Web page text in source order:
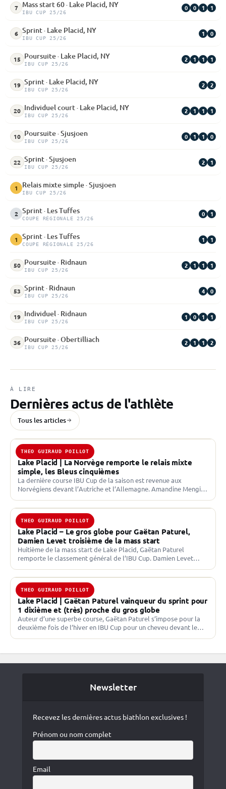
7 Mass start 60 · Lake Placid, NY
IBU CUP 25/26
0 0 1 1
6 Sprint · Lake Placid, NY
IBU CUP 25/26
1 0
15 Poursuite · Lake Placid, NY
IBU CUP 25/26
2 1 1 1
19 Sprint · Lake Placid, NY
IBU CUP 25/26
2 2
20 Individuel court · Lake Placid, NY
IBU CUP 25/26
2 1 1 1
10 Poursuite · Sjusjoen
IBU CUP 25/26
0 1 1 0
22 Sprint · Sjusjoen
IBU CUP 25/26
2 1
1 Relais mixte simple · Sjusjoen
IBU CUP 25/26
2 Sprint · Les Tuffes
COUPE RÉGIONALE 25/26
0 1
1 Sprint · Les Tuffes
COUPE RÉGIONALE 25/26
1 1
50 Poursuite · Ridnaun
IBU CUP 25/26
2 1 1 1
53 Sprint · Ridnaun
IBU CUP 25/26
4 0
19 Individuel · Ridnaun
IBU CUP 25/26
1 0 1 1
36 Poursuite · Obertilliach
IBU CUP 25/26
2 1 1 2
À LIRE
Dernières actus de l'athlète
Tous les articles
THEO GUIRAUD POILLOT
7 MARS 2026 · IBU CUP
Lake Placid | La Norvège remporte le relais mixte
simple, les Bleus cinquièmes
La dernière course IBU Cup de la saison est revenue aux
Norvégiens devant l’Autriche et l’Allemagne. Amandine Mengin
THEO GUIRAUD POILLOT
6 MARS 2026 · IBU CUP
Lake Placid – Le gros globe pour Gaëtan Paturel,
Damien Levet troisième de la mass start
Huitième de la mass start de Lake Placid, Gaëtan Paturel
remporte le classement général de l’IBU Cup. Damien Levet
THEO GUIRAUD POILLOT
4 MARS 2026 · IBU CUP
Lake Placid | Gaëtan Paturel vainqueur du sprint pour
1 dixième et (très) proche du gros globe
Auteur d’une superbe course, Gaëtan Paturel s’impose pour la
deuxième fois de l’hiver en IBU Cup pour un cheveu devant le
Newsletter
Recevez les dernières actus biathlon exclusives !
Prénom ou nom complet
Email